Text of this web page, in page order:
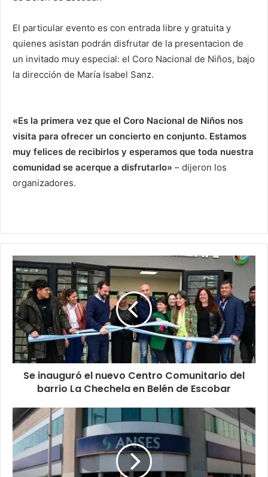
El particular evento es con entrada libre y gratuita y
quienes asistan podrán disfrutar de la presentacion de
un invitado muy especial: el Coro Nacional de Niños, bajo
la dirección de María Isabel Sanz.
«Es la primera vez que el Coro Nacional de Niños nos
visita para ofrecer un concierto en conjunto. Estamos
muy felices de recibirlos y esperamos que toda nuestra
comunidad se acerque a disfrutarlo» – dijeron los
organizadores.
Se inauguró el nuevo Centro Comunitario del
barrio La Chechela en Belén de Escobar